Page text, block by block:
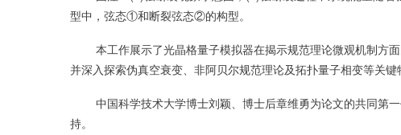
型中，弦态①和断裂弦态②的构型。
本工作展示了光晶格量子模拟器在揭示规范理论微观机制方
并深入探索伪真空衰变、非阿贝尔规范理论及拓扑量子相变等关键
中国科学技术大学博士刘颖、博士后章维勇为论文的共同第
持。